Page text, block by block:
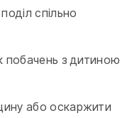
спільно
побачень з дитиною
або оскаржити